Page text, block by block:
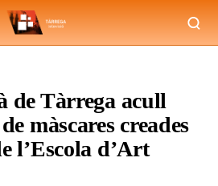
de Tàrrega acull
màscares creades
l’Escola d’Art